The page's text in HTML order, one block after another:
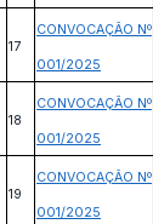
17
CONVOCAÇÃO Nº
001/2025
18
CONVOCAÇÃO Nº
001/2025
19
CONVOCAÇÃO Nº
001/2025